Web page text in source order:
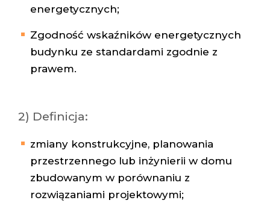
energetycznych;
Zgodność wskaźników energetycznych
budynku ze standardami zgodnie z
prawem.
2) Definicja:
zmiany konstrukcyjne, planowania
przestrzennego lub inżynierii w domu
zbudowanym w porównaniu z
rozwiązaniami projektowymi;